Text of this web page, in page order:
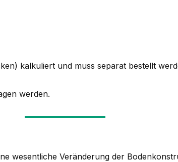
kalkuliert und muss separat bestellt
werden.
wesentliche Veränderung der